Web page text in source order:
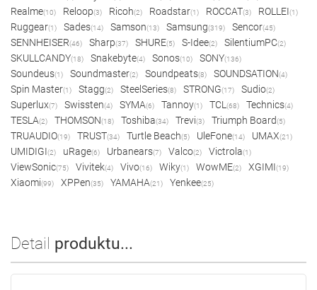
Realme(10) Reloop(3) Ricoh(2) Roadstar(1) ROCCAT(3) ROLLEI(1)
Ruggear(1) Sades(14) Samson(13) Samsung(319) Sencor(45)
SENNHEISER(46) Sharp(37) SHURE(5) S-Idee(2) SilentiumPC(2)
SKULLCANDY(18) Snakebyte(4) Sonos(10) SONY(136)
Soundeus(1) Soundmaster(2) Soundpeats(8) SOUNDSATION(4)
Spin Master(1) Stagg(2) SteelSeries(8) STRONG(17) Sudio(2)
Superlux(7) Swissten(4) SYMA(6) Tannoy(1) TCL (68) Technics(4)
TESLA(2) THOMSON(18) Toshiba(34) Trevi(3) Triumph Board(5)
TRUAUDIO(19) TRUST(34) Turtle Beach(5) UleFone(14) UMAX(21)
UMIDIGI(2) uRage(6) Urbanears(7) Valco(2) Victrola(1)
ViewSonic(75) Vivitek(4) Vivo(16) Wiky(1) WowME(2) XGIMI(19)
Xiaomi(99) XPPen(35) YAMAHA(21) Yenkee(25)
Detail produktu...